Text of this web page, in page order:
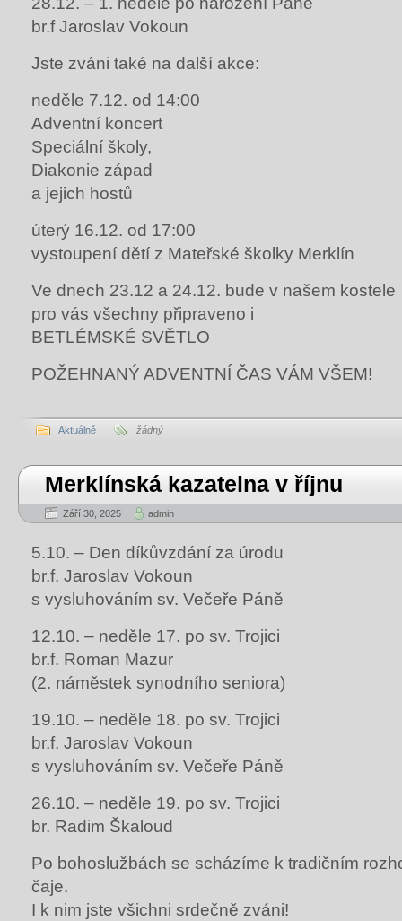
br.f Jaroslav Vokoun
Jste zváni také na další akce:
neděle 7.12. od 14:00
Adventní koncert
Speciální školy,
Diakonie západ
a jejich hostů
úterý 16.12. od 17:00
vystoupení dětí z Mateřské školky Merklín
Ve dnech 23.12 a 24.12. bude v našem kostele
pro vás všechny připraveno i
BETLÉMSKÉ SVĚTLO
POŽEHNANÝ ADVENTNÍ ČAS VÁM VŠEM!
Aktuálně žádný
Merklínská kazatelna v říjnu
Září 30, 2025 admin
5.10. – Den díkůvzdání za úrodu
br.f. Jaroslav Vokoun
s vysluhováním sv. Večeře Páně
12.10. – neděle 17. po sv. Trojici
br.f. Roman Mazur
(2. náměstek synodního seniora)
19.10. – neděle 18. po sv. Trojici
br.f. Jaroslav Vokoun
s vysluhováním sv. Večeře Páně
26.10. – neděle 19. po sv. Trojici
br. Radim Škaloud
Po bohoslužbách se scházíme k tradičním
čaje.
I k nim jste všichni srdečně zváni!